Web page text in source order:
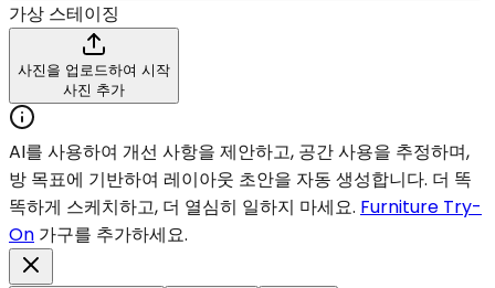
가상 스테이징
사진을 업로드하여 시작
사진 추가
AI를 사용하여 개선 사항을 제안하고, 공간 사용을 추정하며,
방 목표에 기반하여 레이아웃 초안을 자동 생성합니다. 더 똑
똑하게 스케치하고, 더 열심히 일하지 마세요. Furniture Try-
On 가구를 추가하세요.